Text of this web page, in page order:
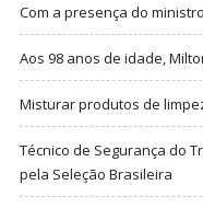
Com a presença do
Aos 98 anos de idade,
Misturar produtos de
Técnico de Segurança do
pela Seleção Brasileira